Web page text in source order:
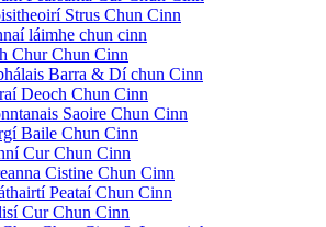
Strus Chun Cinn
láimhe chun cinn
Chur Chun Cinn
Barra & Dí chun Cinn
Deoch Chun Cinn
Saoire Chun Cinn
Baile Chun Cinn
Cur Chun Cinn
Cistine Chun Cinn
Peataí Chun Cinn
Cur Chun Cinn